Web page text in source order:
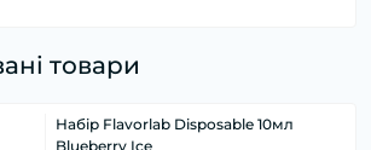
товари
Набір Flavorlab Disposable 10мл
Blueberry Ice